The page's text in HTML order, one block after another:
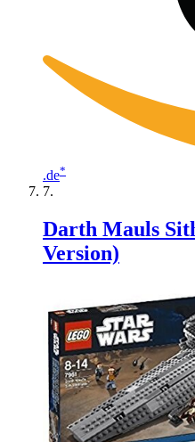
.de*
Darth Mauls
Version)